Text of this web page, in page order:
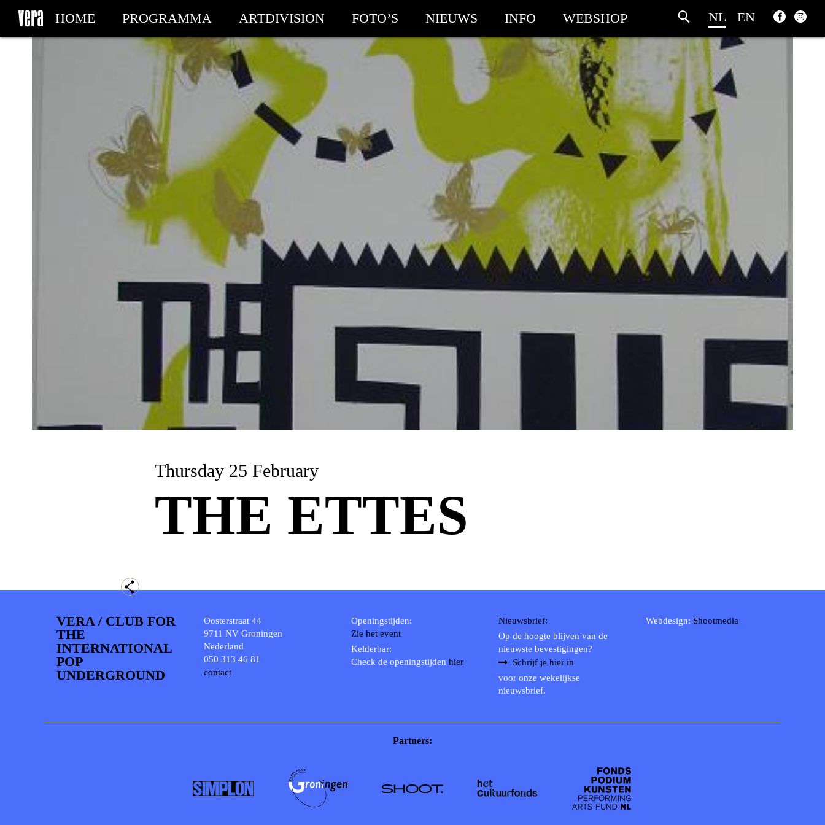
NL EN
HOME PROGRAMMA ARTDIVISION FOTO’S NIEUWS INFO WEBSHOP
Thursday 25 February
THE ETTES
VERA / CLUB FOR
THE
INTERNATIONAL
POP
UNDERGROUND
Oosterstraat 44
9711 NV Groningen
Nederland
050 313 46 81
contact
Openingstijden:
Zie het event
Kelderbar:
Check de openingstijden hier
Nieuwsbrief:
Op de hoogte blijven van de
nieuwste bevestigingen?
Schrijf je hier in
voor onze wekelijkse
nieuwsbrief.
Webdesign: Shootmedia
Partners: